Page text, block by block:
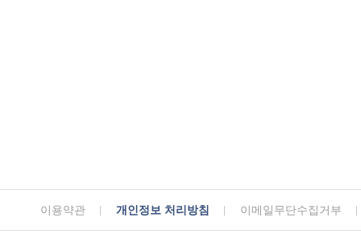
이용약관 개인정보 처리방침 이메일무단수집거부